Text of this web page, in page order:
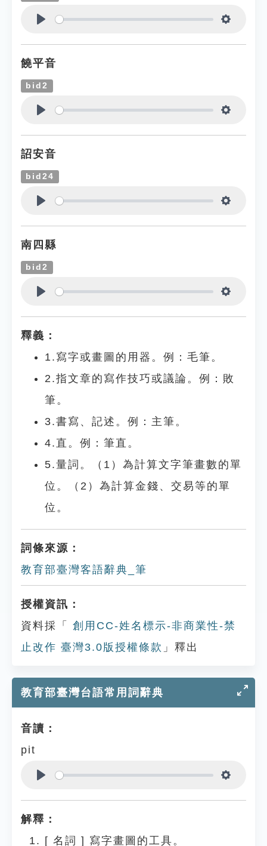
饒平音
bid2
詔安音
bid24
南四縣
bid2
釋義：
1.寫字或畫圖的用器。例：毛筆。
2.指文章的寫作技巧或議論。例：敗
筆。
3.書寫、記述。例：主筆。
4.直。例：筆直。
5.量詞。（1）為計算文字筆畫數的單
位。（2）為計算金錢、交易等的單
位。
詞條來源：
教育部臺灣客語辭典_筆
授權資訊：
資料採「
創用CC-姓名標示-非商業性-禁
止改作 臺灣3.0版授權條款 」釋出
教育部臺灣台語常用詞辭典
音讀：
pit
解釋：
[ 名詞 ] 寫字畫圖的工具。